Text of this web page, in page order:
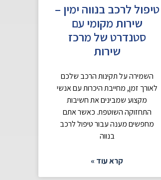
טיפול לרכב בנווה ימין –
שירות מקומי עם
סטנדרט של מרכז
שירות
השמירה על תקינות הרכב שלכם
לאורך זמן, מחייבת היכרות עם אנשי
מקצוע שמבינים את חשיבות
התחזוקה השוטפת. כאשר אתם
מחפשים מענה עבור טיפול לרכב
בנווה
קרא עוד »